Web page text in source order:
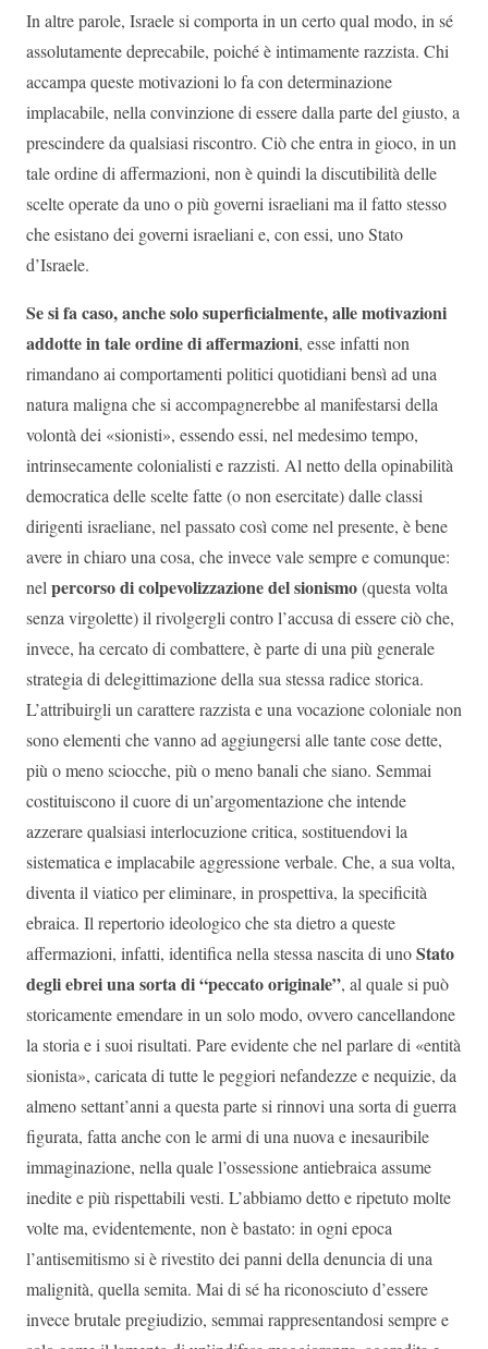
In altre parole, Israele si comporta in un certo qual modo, in sé
assolutamente deprecabile, poiché è intimamente razzista. Chi
accampa queste motivazioni lo fa con determinazione
implacabile, nella convinzione di essere dalla parte del giusto, a
prescindere da qualsiasi riscontro. Ciò che entra in gioco, in un
tale ordine di affermazioni, non è quindi la discutibilità delle
scelte operate da uno o più governi israeliani ma il fatto stesso
che esistano dei governi israeliani e, con essi, uno Stato
d’Israele.
Se si fa caso, anche solo superficialmente, alle motivazioni
addotte in tale ordine di affermazioni, esse infatti non
rimandano ai comportamenti politici quotidiani bensì ad una
natura maligna che si accompagnerebbe al manifestarsi della
volontà dei «sionisti», essendo essi, nel medesimo tempo,
intrinsecamente colonialisti e razzisti. Al netto della opinabilità
democratica delle scelte fatte (o non esercitate) dalle classi
dirigenti israeliane, nel passato così come nel presente, è bene
avere in chiaro una cosa, che invece vale sempre e comunque:
nelpercorso di colpevolizzazione del sionismo(questa volta
senza virgolette) il rivolgergli contro l’accusa di essere ciò che,
invece, ha cercato di combattere, è parte di una più generale
strategia di delegittimazione della sua stessa radice storica.
L’attribuirgli un carattere razzista e una vocazione coloniale non
sono elementi che vanno ad aggiungersi alle tante cose dette,
più o meno sciocche, più o meno banali che siano. Semmai
costituiscono il cuore di un’argomentazione che intende
azzerare qualsiasi interlocuzione critica, sostituendovi la
sistematica e implacabile aggressione verbale. Che, a sua volta,
diventa il viatico per eliminare, in prospettiva, la specificità
ebraica. Il repertorio ideologico che sta dietro a queste
affermazioni, infatti, identifica nella stessa nascita di unoStato
degli ebrei una sorta di “peccato originale”, al quale si può
storicamente emendare in un solo modo, ovvero cancellandone
la storia e i suoi risultati. Pare evidente che nel parlare di «entità
sionista», caricata di tutte le peggiori nefandezze e nequizie, da
almeno settant’anni a questa parte si rinnovi una sorta di guerra
figurata, fatta anche con le armi di una nuova e inesauribile
immaginazione, nella quale l’ossessione antiebraica assume
inedite e più rispettabili vesti. L’abbiamo detto e ripetuto molte
volte ma, evidentemente, non è bastato: in ogni epoca
l’antisemitismo si è rivestito dei panni della denuncia di una
malignità, quella semita. Mai di sé ha riconosciuto d’essere
invece brutale pregiudizio, semmai rappresentandosi sempre e